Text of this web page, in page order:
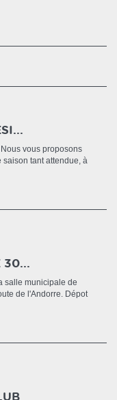
vous proposons
tant attendue, à
30...
salle municipale de
de l'Andorre. Dépot